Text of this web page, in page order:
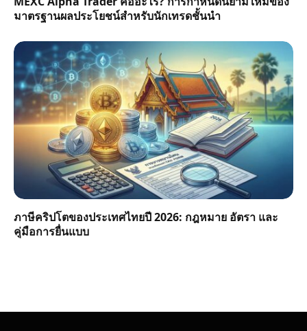
มาตรฐานผลประโยชน์สำหรับนักเทรดชั้นนำ
ภาษีคริปโตของประเทศไทยปี 2026: กฎหมาย อัตรา และ
คู่มือการยื่นแบบ